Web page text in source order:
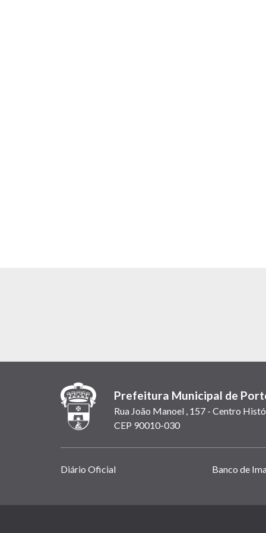
Prefeitura Municipal de
Rua João Manoel , 157 - Centro
CEP 90010-030
Links
Diário Oficial Banco de